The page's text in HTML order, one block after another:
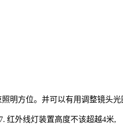
明方位。并可以有用调整镜头光
红外线灯装置高度不该超越4米,